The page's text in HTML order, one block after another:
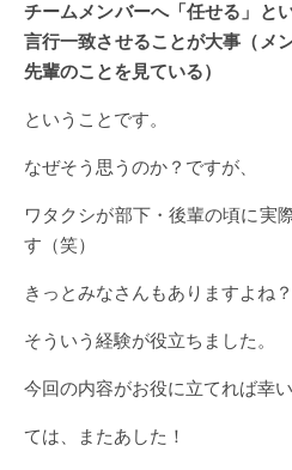
チームメンバーへ「任せる」と
言行一致させることが大事（メ
先輩のことを見ている）
ということです。
なぜそう思うのか？ですが、
ワタクシが部下・後輩の頃に実
す（笑）
きっとみなさんもありますよね？
そういう経験が役立ちました。
今回の内容がお役に立てれば幸い
ては、またあした！